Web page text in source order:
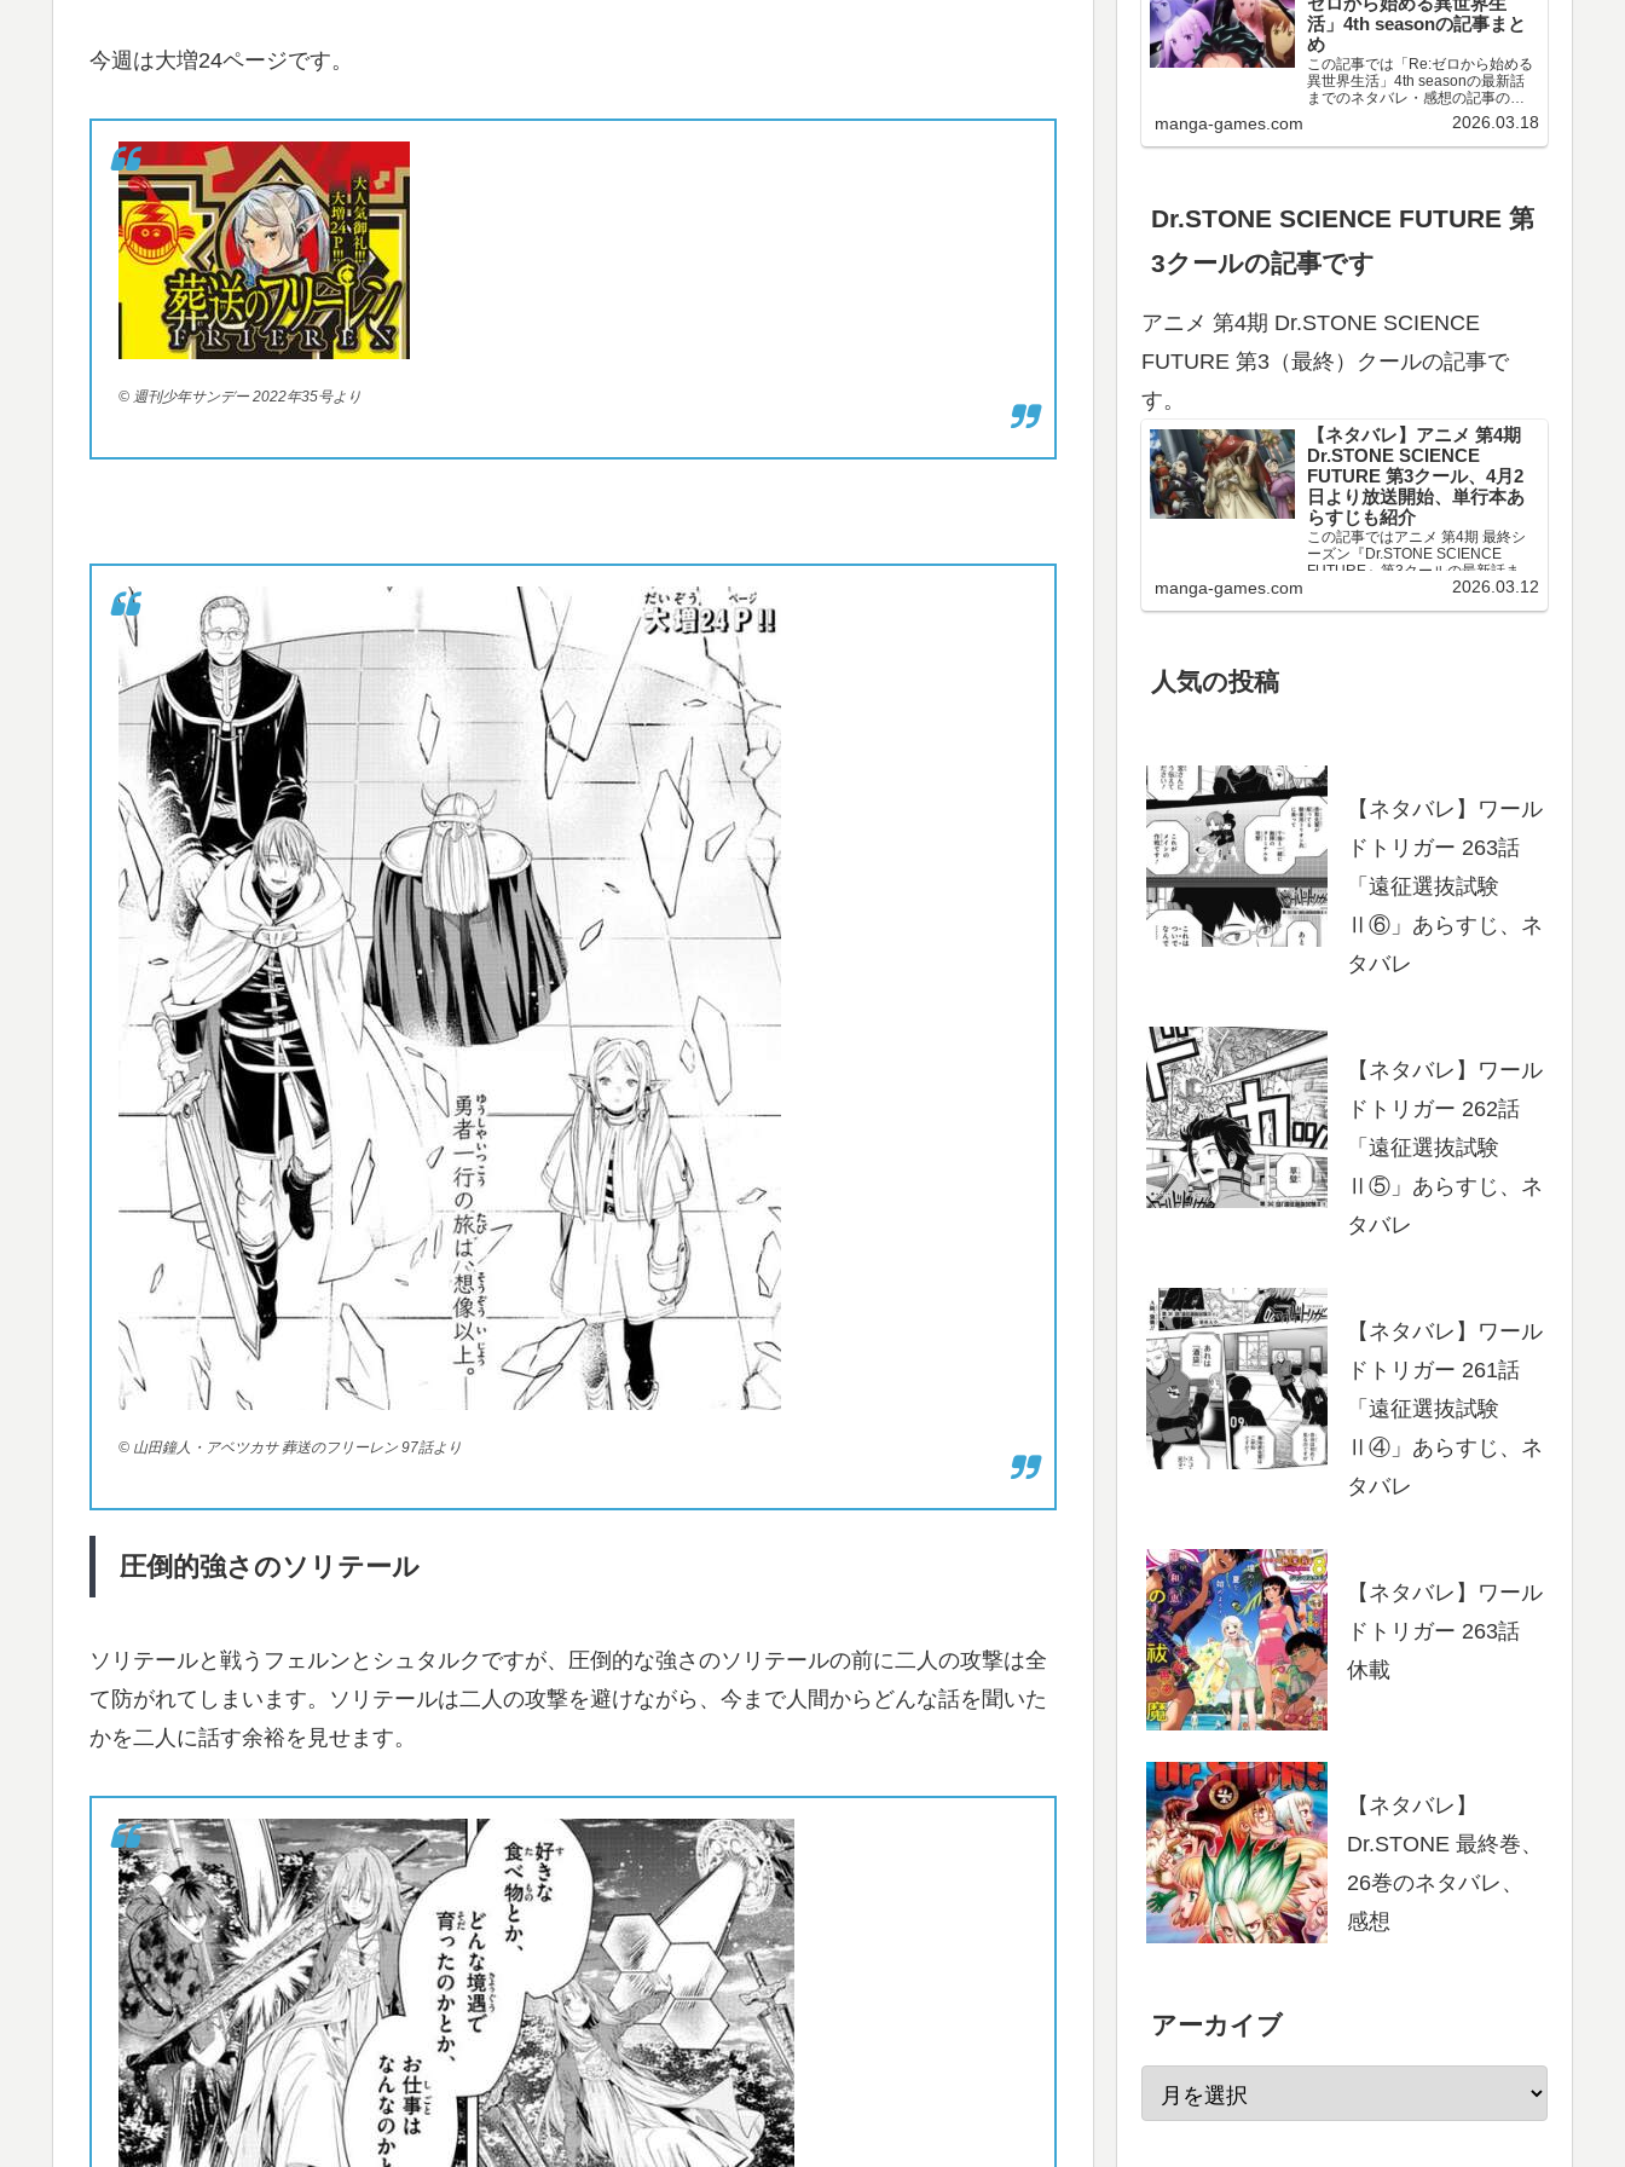
今週は大増24ページです。
© 週刊少年サンデー 2022年35号より
© 山田鐘人・アベツカサ 葬送のフリーレン 97話より
圧倒的強さのソリテール
ソリテールと戦うフェルンとシュタルクですが、圧倒的な強さのソリテールの前に二人の攻撃は全
て防がれてしまいます。ソリテールは二人の攻撃を避けながら、今まで人間からどんな話を聞いた
かを二人に話す余裕を見せます。
ゼロから始める異世界生
活」4th seasonの記事まと
め
この記事では「Re:ゼロから始める
異世界生活」4th seasonの最新話
までのネタバレ・感想の記事のリ
ンクや、情報などをまとめていま
す。アニメ 「Re:ゼロから始める異
世界生活」4th season 第67～77話
manga-games.com 2026.03.18
Dr.STONE SCIENCE FUTURE 第
3クールの記事です
アニメ 第4期 Dr.STONE SCIENCE
FUTURE 第3（最終）クールの記事で
す。
【ネタバレ】アニメ 第4期
Dr.STONE SCIENCE
FUTURE 第3クール、4月2
日より放送開始、単行本あ
らすじも紹介
この記事ではアニメ 第4期 最終シ
ーズン『Dr.STONE SCIENCE
FUTURE』第3クールの最新話まで
のネタバレ・感想、さらに単行本
manga-games.com 2026.03.12
人気の投稿
【ネタバレ】ワール
ドトリガー 263話
「遠征選抜試験
Ⅱ⑥」あらすじ、ネ
タバレ
【ネタバレ】ワール
ドトリガー 262話
「遠征選抜試験
Ⅱ⑤」あらすじ、ネ
タバレ
【ネタバレ】ワール
ドトリガー 261話
「遠征選抜試験
Ⅱ④」あらすじ、ネ
タバレ
【ネタバレ】ワール
ドトリガー 263話
休載
【ネタバレ】
Dr.STONE 最終巻、
26巻のネタバレ、
感想
アーカイブ